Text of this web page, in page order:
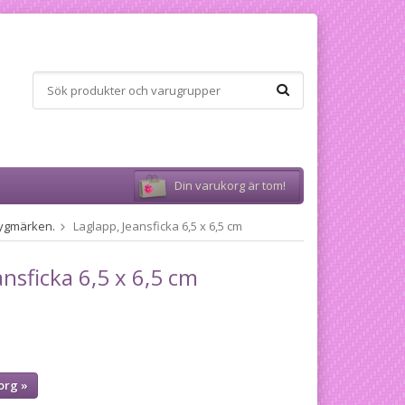
Din varukorg är tom!
Laglapp, Jeansficka 6,5 x 6,5 cm
6,5 x 6,5 cm
»